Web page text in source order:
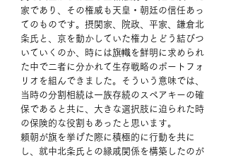
家であり、その権威も天皇・朝廷の信任あっ
てのものです。摂関家、院政、平家、鎌倉北
条氏と、京を動かしていた権力とどう結びつ
いていくのか、時には旗幟を鮮明に求められ
た中で二者に分かれて生存戦略のポートフォ
リオを組んできました。そういう意味では、
当時の分割相続は一族存続のスペアキーの確
保であると共に、大きな選択肢に迫られた時
の保険的な役割もあったと思います。
頼朝が旗を挙げた際に積極的に行動を共に
し、就中北条氏との縁戚関係を構築したのが